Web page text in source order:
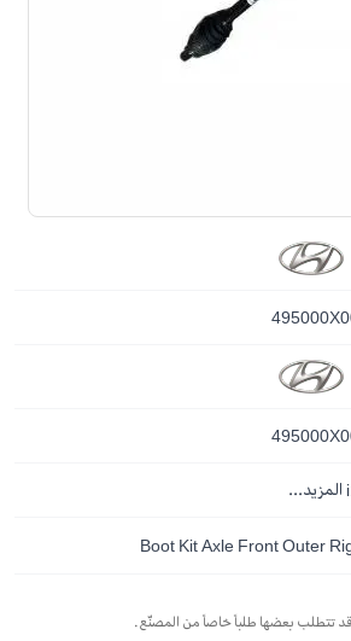
المزيد...
Boot Kit Axle Front Outer
تتطلب بعضها طلباً خاصاً من المصنّع.